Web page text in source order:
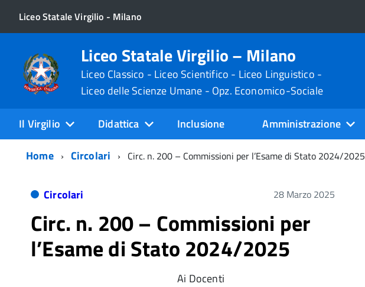
Liceo Statale Virgilio - Milano
Liceo Statale Virgilio – Milano
Liceo Classico - Liceo Scientifico - Liceo Linguistico -
Liceo delle Scienze Umane - Opz. Economico-Sociale
Il Virgilio Didattica Inclusione Amministrazione
Home
Circolari Circ. n. 200 – Commissioni per l’Esame di Stato 2024/2025
Circolari 28 Marzo 2025
Circ. n. 200 – Commissioni per
l’Esame di Stato 2024/2025
Ai Docenti